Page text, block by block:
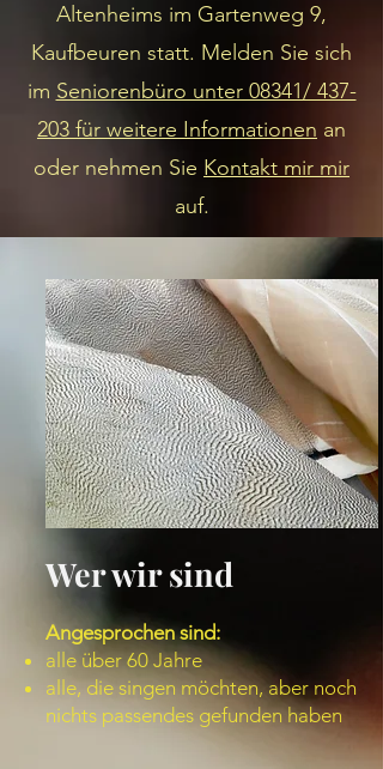
Altenheims im Gartenweg 9,
Kaufbeuren statt. Melden Sie sich
im Seniorenbüro unter 08341/ 437-
203 für weitere Informationen an
oder nehmen Sie Kontakt mir mir
auf.
Wer wir sind
Angesprochen sind:
alle über 60 Jahre
alle, die singen möchten, aber noch
nichts passendes gefunden haben